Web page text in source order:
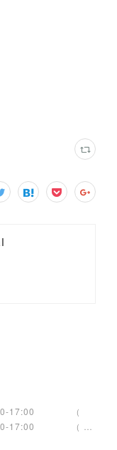
17:00 （
17:00 （ …